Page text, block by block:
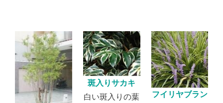
斑入りサカキ
白い斑入りの葉
フイリヤブラン